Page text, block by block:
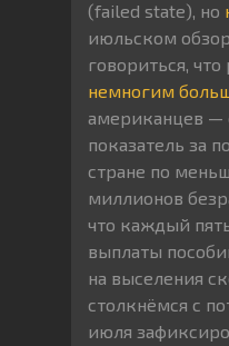
(failed state), но
июльском
говориться, что
немногим
американцев —
показатель за
стране по
миллионов
что каждый
выплаты
на выселения
столкнёмся с
июля